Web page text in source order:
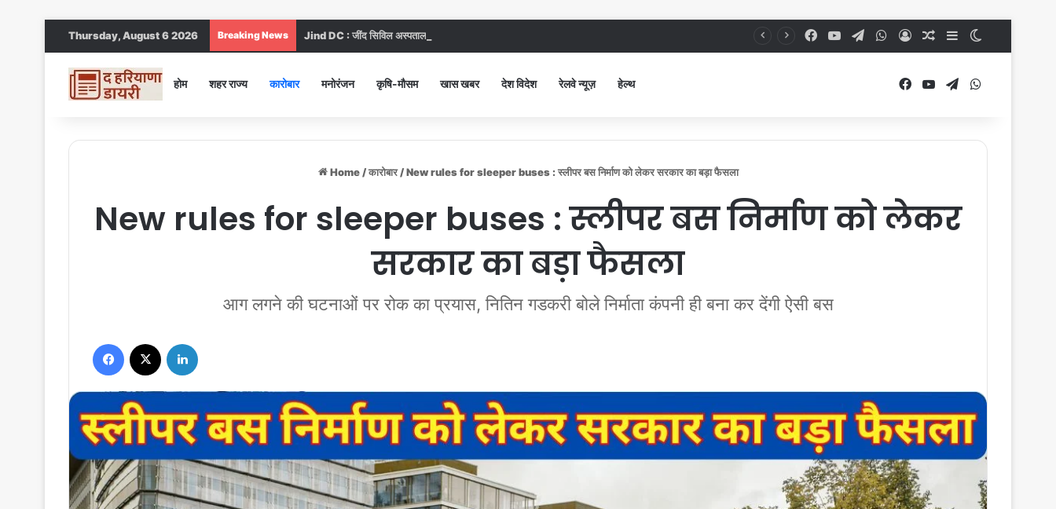
Thursday, August 6 2026 Breaking News Jind DC : जींद सिविल अस्पताल में गंदगी देख भड़कीं DC, बोलीं, आप खुद बाथरूम में खड़े होकर दिखाओ Facebook
YouTubeTelegramWhatsApp
Log InRandom Article
Sidebar
होम शहर राज्य कारोबार मनोरंजन कृषि-मौसम खास खबर देश विदेश रेलवे न्यूज़ हेल्थ Facebook
YouTubeTelegram
Home / कारोबार / New rules for sleeper buses : स्लीपर बस निर्माण को लेकर सरकार का बड़ा फैसला
New rules for sleeper buses : स्लीपर बस निर्माण को लेकर
सरकार का बड़ा फैसला
आग लगने की घटनाओं पर रोक का प्रयास, नितिन गडकरी बोले निर्माता कंपनी ही बना कर देंगी ऐसी बस
Facebook